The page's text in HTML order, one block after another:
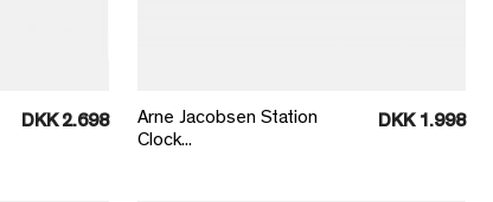
DKK 2.698
Arne Jacobsen Station
Clock...
DKK 1.998